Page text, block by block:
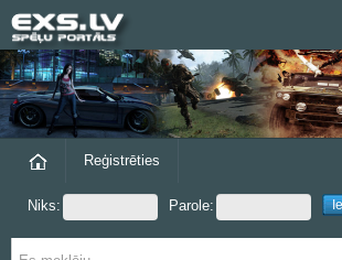
Reģistrēties
Niks: Parole: